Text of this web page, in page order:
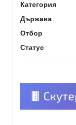
Категория
Държава
Отбор
Статус